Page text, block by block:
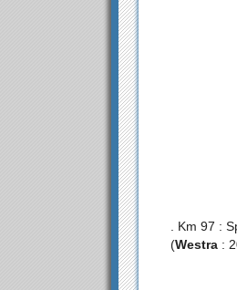
. Km 97 :
(Westra :